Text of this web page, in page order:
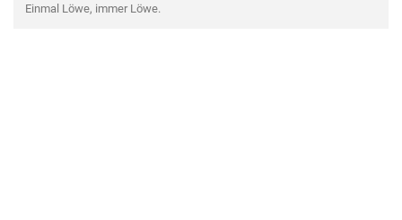
Einmal Löwe, immer Löwe.